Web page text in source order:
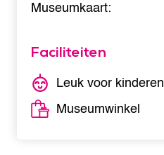
Museumkaart:
Faciliteiten
Leuk voor kinderen
Museumwinkel